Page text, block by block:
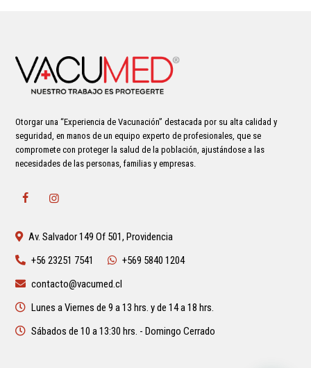
Otorgar una “Experiencia de Vacunación” destacada por su alta calidad y
seguridad, en manos de un equipo experto de profesionales, que se
compromete con proteger la salud de la población, ajustándose a las
necesidades de las personas, familias y empresas.
Av. Salvador 149 Of 501, Providencia
+56 23251 7541
+569 5840 1204
contacto@vacumed.cl
Lunes a Viernes de 9 a 13 hrs. y de 14 a 18 hrs.
Sábados de 10 a 13:30 hrs. - Domingo Cerrado